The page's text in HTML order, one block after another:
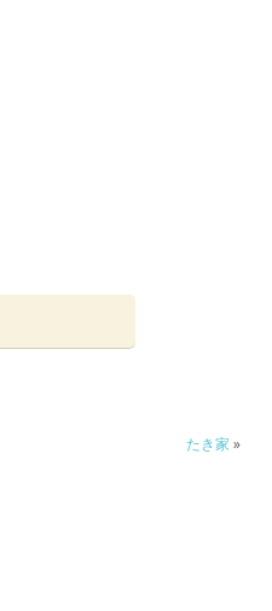
たき家 »